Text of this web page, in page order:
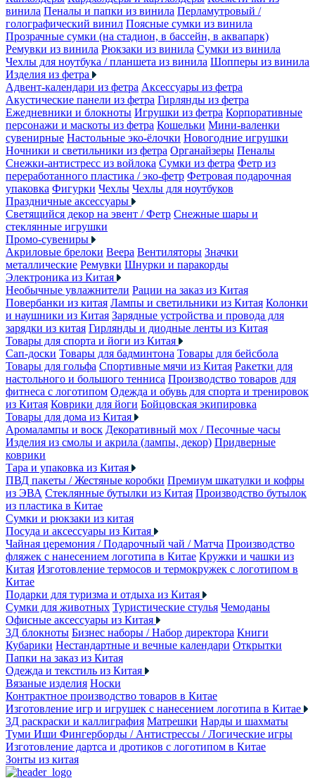
винила Пеналы и папки из винила Перламутровый /
голографический винил Поясные сумки из винила
Прозрачные сумки (на стадион, в бассейн, в аквапарк)
Ремувки из винила Рюкзаки из винила Сумки из винила
Чехлы для ноутбука / планшета из винила Шопперы из винила
Изделия из фетра
Адвент-календари из фетра Аксессуары из фетра
Акустические панели из фетра Гирлянды из фетра
Ежедневники и блокноты Игрушки из фетра Корпоративные
персонажи и маскоты из фетра Кошельки Мини-валенки
сувенирные Настольные эко-ёлочки Новогодние игрушки
Ночники и светильники из фетра Органайзеры Пеналы
Снежки-антистресс из войлока Сумки из фетра Фетр из
переработанного пластика / эко-фетр Фетровая подарочная
упаковка Фигурки Чехлы Чехлы для ноутбуков
Праздничные аксессуары
Светящийся декор на эвент / Фетр Снежные шары и
стеклянные игрушки
Промо-сувениры
Акриловые брелоки Веера Вентиляторы Значки
металлические Ремувки Шнурки и паракорды
Электроника из Китая
Необычные увлажнители Рации на заказ из Китая
Повербанки из китая Лампы и светильники из Китая Колонки
и наушники из Китая Зарядные устройства и провода для
зарядки из китая Гирлянды и диодные ленты из Китая
Товары для спорта и йоги из Китая
Сап-доски Товары для бадминтона Товары для бейсбола
Товары для гольфа Спортивные мячи из Китая Ракетки для
настольного и большого тенниса Производство товаров для
фитнеса с логотипом Одежда и обувь для спорта и тренировок
из Китая Коврики для йоги Бойцовская экипировка
Товары для дома из Китая
Аромалампы и воск Декоративный мох / Песочные часы
Изделия из смолы и акрила (лампы, декор) Придверные
коврики
Тара и упаковка из Китая
ПВД пакеты / Жестяные коробки Премиум шкатулки и кофры
из ЭВА Стеклянные бутылки из Китая Производство бутылок
из пластика в Китае
Сумки и рюкзаки из китая
Посуда и аксессуары из Китая
Чайная церемония / Подарочный чай / Матча Производство
фляжек с нанесением логотипа в Китае Кружки и чашки из
Китая Изготовление термосов и термокружек с логотипом в
Китае
Подарки для туризма и отдыха из Китая
Сумки для животных Туристические стулья Чемоданы
Офисные аксессуары из Китая
3Д блокноты Бизнес наборы / Набор директора Книги
Кубарики Нестандартные и вечные календари Открытки
Папки на заказ из Китая
Одежда и текстиль из Китая
Вязаные изделия Носки
Контрактное производство товаров в Китае
Изготовление игр и игрушек с нанесением логотипа в Китае
3Д раскраски и каллиграфия Матрешки Нарды и шахматы
Туми Иши Фингерборды / Антистрессы / Логические игры
Изготовление дартса и дротиков с логотипом в Китае
Зонты из китая